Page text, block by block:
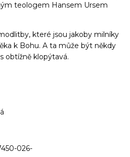
teologem Hansem Ursem
které jsou jakoby milníky
k Bohu. A ta může být někdy
obtížně klopýtavá.
026-